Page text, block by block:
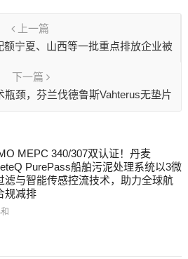
上一篇
额宁夏、山西等一批重点排放企业被
下一篇
颈，芬兰伐德鲁斯Vahterus无垫片
MEPC 340/307双认证！丹麦
PurePass船舶污泥处理系统以3微
滤与智能传感控流技术，助力全球航
规减排